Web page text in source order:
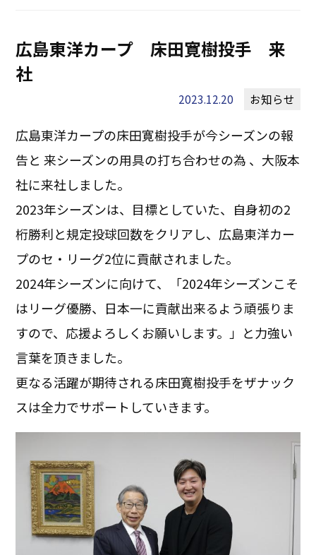
広島東洋カープ 床田寛樹投手 来
社
2023.12.20 お知らせ
広島東洋カープの床田寛樹投手が今シーズンの報
告と 来シーズンの用具の打ち合わせの為 、大阪本
社に来社しました。
2023年シーズンは、目標としていた、自身初の2
桁勝利と規定投球回数をクリアし、広島東洋カー
プのセ・リーグ2位に貢献されました。
2024年シーズンに向けて、「2024年シーズンこそ
はリーグ優勝、日本一に貢献出来るよう頑張りま
すので、応援よろしくお願いします。」と力強い
言葉を頂きました。
更なる活躍が期待される床田寛樹投手をザナック
スは全力でサポートしていきます。